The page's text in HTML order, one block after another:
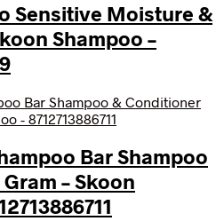
Sensitive Moisture &
Shampoo –
Bar Shampoo
– Skoon